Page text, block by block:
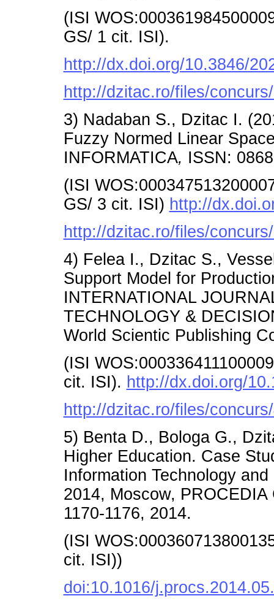
(ISI
GS/ 1 cit. ISI).
http://dx.doi.org/10.3846/
http://dzitac.ro/files/
3) Nadaban S., Dzitac I.
Fuzzy Normed Linear
INFORMATICA, ISSN:
(ISI
GS/ 3 cit. ISI) http://
http://dzitac.ro/files/
4) Felea I., Dzitac S.,
Support Model for
INTERNATIONAL
TECHNOLOGY &
World Scientic Publishing
(ISI
cit. ISI). http://dx.doi.org/
http://dzitac.ro/files/
5) Benta D., Bologa G.,
Higher Education. Case
Information Technology
2014, Moscow,
1170-1176, 2014.
(ISI
cit. ISI))
doi:10.1016/